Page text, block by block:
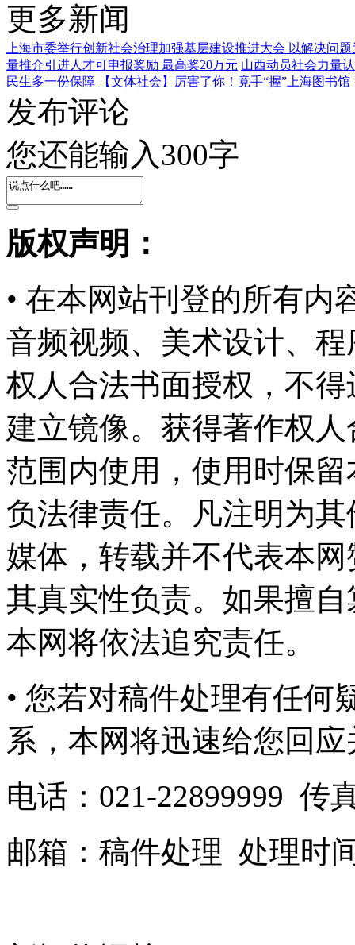
更多新闻
上海市委举行创新社会治理加强基层建设推进大会 以解决问
量推介引进人才可申报奖励 最高奖20万元 山西动员社会力量
民生多一份保障
【文体社会】厉害了你！竟手“握”上海图书馆
发布评论
您还能输入300字
版权声明：
• 在本网站刊登的所有内
音频视频、美术设计、
权人合法书面授权，不
建立镜像。获得著作权
范围内使用，使用时保
负法律责任。凡注明为
媒体，转载并不代表本
其真实性负责。如果擅
本网将依法追究责任。
• 您若对稿件处理有任何
系，本网将迅速给您回
电话： 021-22899999 传
邮箱： 稿件处理 处理时